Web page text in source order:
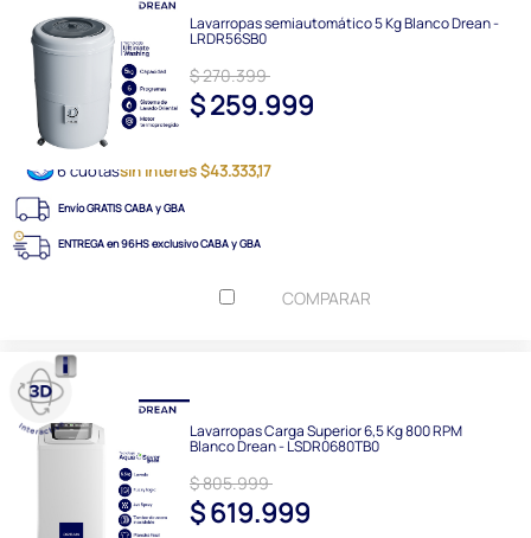
Lavarropas semiautomático 5 Kg Blanco Drean -
LRDR56SB0
$ 270.399
$ 259.999
6 cuotassin interés $43.333,17
Envío GRATIS CABA y GBA
ENTREGA en 96HS exclusivo CABA y GBA
COMPARAR
Lavarropas Carga Superior 6,5 Kg 800 RPM
Blanco Drean - LSDR0680TB0
$ 805.999
$ 619.999